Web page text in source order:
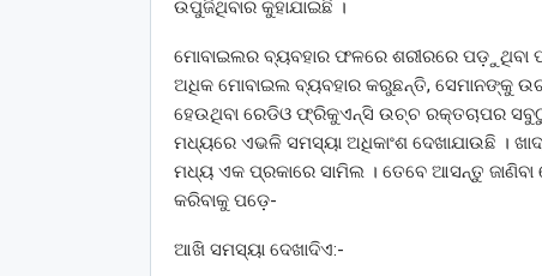
ଉପୁଜିଥିବାର କୁହାଯାଇଛି ।
ମୋବାଇଲର ବ୍ୟବହାର ଫଳରେ ଶରୀରରେ ପଡ଼ୁଥିବା
ଅଧିକ ମୋବାଇଲ ବ୍ୟବହାର କରୁଛନ୍ତି, ସେମାନଙ୍କୁ
ହେଉଥିବା ରେଡିଓ ଫ୍ରିକୁଏନ୍ସି ଉଚ୍ଚ ରକ୍ତଚାପର
ମଧ୍ୟରେ ଏଭଳି ସମସ୍ୟା ଅଧିକାଂଶ ଦେଖାଯାଉଛି ।
ମଧ୍ୟ ଏକ ପ୍ରକାରେ ସାମିଲ । ତେବେ ଆସନ୍ତୁ
କରିବାକୁ ପଡ଼େ-
ଆଖି ସମସ୍ୟା ଦେଖାଦିଏ:-